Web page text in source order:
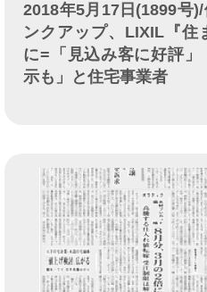
2018年5月17日(1899号
ンクアップ、LIXIL『住
に=「見込み客に好評
示も」と住宅事業者